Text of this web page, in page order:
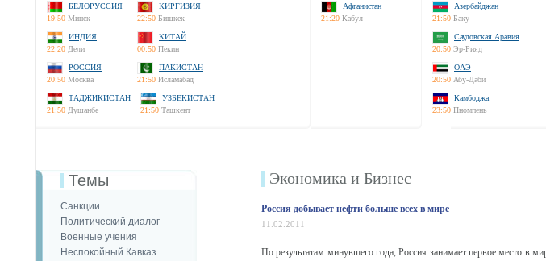
БЕЛОРУССИЯ
19:50 Минск
КИРГИЗИЯ
22:50 Бишкек
ИНДИЯ
22:20 Дели
КИТАЙ
00:50 Пекин
РОССИЯ
20:50 Москва
ПАКИСТАН
21:50 Исламабад
ТАДЖИКИСТАН
21:50 Душанбе
УЗБЕКИСТАН
21:50 Ташкент
Афганистан
21:20 Кабул
Азербайджан
21:50 Баку
Саудовская Аравия
20:50 Эр-Рияд
ОАЭ
20:50 Абу-Даби
Камбоджа
23:50 Пномпень
Темы
Санкции
Политический диалог
Военные учения
Неспокойный Кавказ
Экономика и Бизнес
Россия добывает нефти больше всех в мире
11.02.2011
По результатам минувшего года, Россия занимает первое место в